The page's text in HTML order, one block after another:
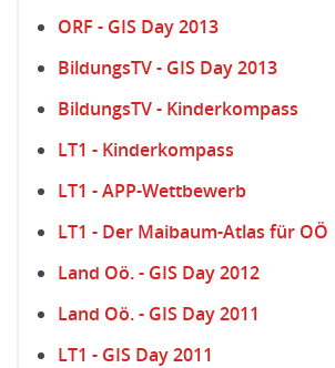
ORF - GIS Day 2013
BildungsTV - GIS Day 2013
BildungsTV - Kinderkompass
LT1 - Kinderkompass
LT1 - APP-Wettbewerb
LT1 - Der Maibaum-Atlas für OÖ
Land Oö. - GIS Day 2012
Land Oö. - GIS Day 2011
LT1 - GIS Day 2011